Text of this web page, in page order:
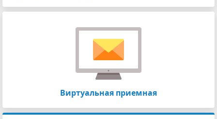
Виртуальная приемная